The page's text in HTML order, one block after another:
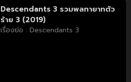
Descendants 3 รวมพลทายาทตัว
ร้าย 3 (2019)
เรื่องย่อ : Descendants 3